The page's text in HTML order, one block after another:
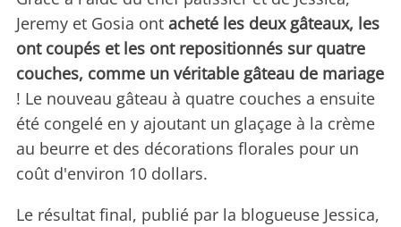
Jeremy et Gosia ont acheté les deux gâteaux, les
ont coupés et les ont repositionnés sur quatre
couches, comme un véritable gâteau de mariage
! Le nouveau gâteau à quatre couches a ensuite
été congelé en y ajoutant un glaçage à la crème
au beurre et des décorations florales pour un
coût d'environ 10 dollars.
Le résultat final, publié par la blogueuse Jessica,